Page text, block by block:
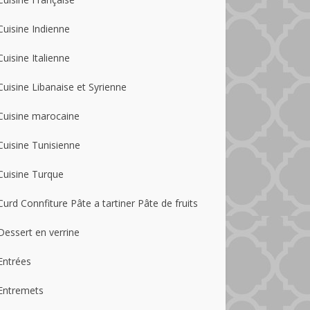
Indienne
Italienne
Libanaise et Syrienne
marocaine
Tunisienne
Turque
Connfiture Pâte a tartiner Pâte de fruits
en verrine